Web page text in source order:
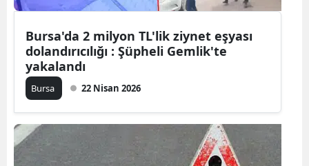
Nevşehir
Bursa'da 2 milyon TL'lik ziynet eşyası
dolandırıcılığı : Şüpheli Gemlik'te
yakalandı
Bursa 22 Nisan 2026